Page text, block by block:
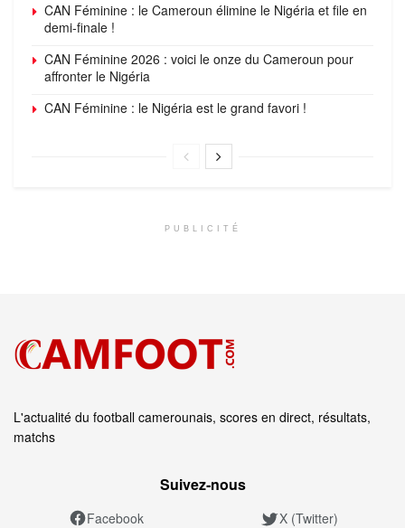
CAN Féminine : le Cameroun élimine le Nigéria et file en
demi-finale !
CAN Féminine 2026 : voici le onze du Cameroun pour
affronter le Nigéria
CAN Féminine : le Nigéria est le grand favori !
PUBLICITÉ
L'actualité du football camerounais, scores en direct, résultats,
matchs
Suivez‑nous
Facebook X (Twitter)